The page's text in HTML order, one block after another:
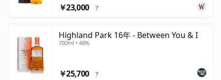
￥23,000 ?
Highland Park 16年 - Between You & I
700ml • 48%
￥25,700 ?